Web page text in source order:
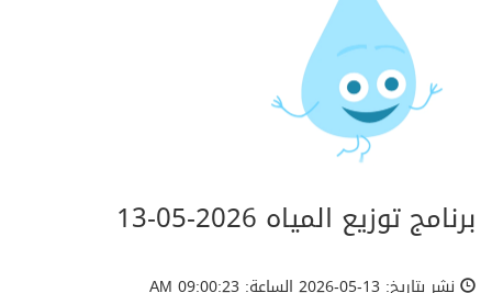
برنامج توزيع المياه 2026-05-13